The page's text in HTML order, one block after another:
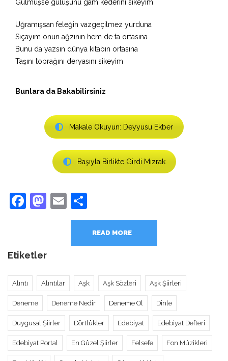
Gülmüşse gülüşünü gam kederini sikeyim
Uğramışsan feleğin vazgeçilmez yurduna
Sıçayım onun ağzının hem de ta ortasına
Bunu da yazsın dünya kitabın ortasına
Taşını toprağını deryasını sikeyim
Bunlara da Bakabilirsiniz
Makale Okuyun: Deyyusu Ekber
Başıyla Birlikte Girdi Mızrak
Facebook
Mastodon
Email
READ MORE
Etiketler
Alıntı Alıntılar Aşk Aşk Sözleri Aşk Şiirleri
Deneme Deneme Nedir Deneme Ol Dinle
Duygusal Şiirler Dörtlükler Edebiyat Edebiyat Defteri
Edebiyat Portal En Güzel Şiirler Felsefe Fon Müzikleri